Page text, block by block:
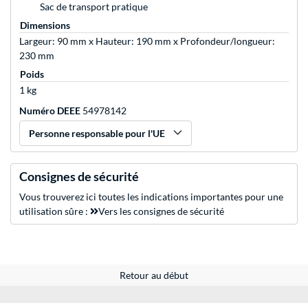
Sac de transport pratique
Dimensions
Largeur: 90 mm x Hauteur: 190 mm x Profondeur/longueur:
230 mm
Poids
1 kg
Numéro DEEE 54978142
Personne responsable pour l'UE
Consignes de sécurité
Vous trouverez ici toutes les indications importantes pour une
utilisation sûre :
Vers les consignes de sécurité
Retour au début